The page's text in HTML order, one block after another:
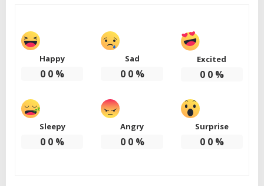
Happy
0 0 %
Sad
0 0%
Excited
0 0%
Sleepy
0 0 %
Angry
0 0%
Surprise
0 0%